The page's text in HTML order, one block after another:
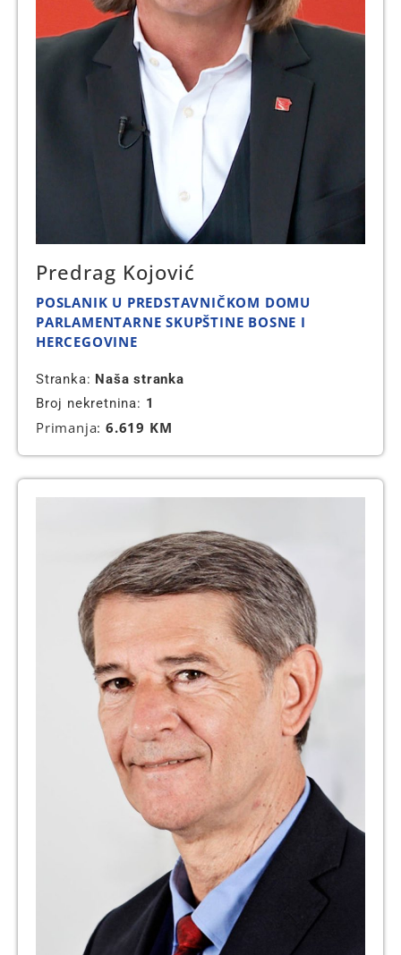
Predrag Kojović
POSLANIK U PREDSTAVNIČKOM DOMU
PARLAMENTARNE SKUPŠTINE BOSNE I
HERCEGOVINE
Stranka: Naša stranka
Broj nekretnina: 1
Primanja: 6.619 KM